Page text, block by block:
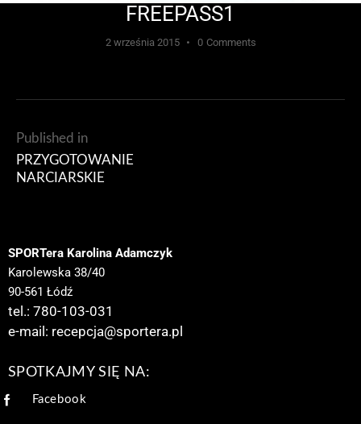
FREEPASS1
2 września 2015 0 Comments
Published in
PRZYGOTOWANIE
NARCIARSKIE
SPORTera Karolina Adamczyk
Karolewska 38/40
90-561 Łódź
tel.: 780-103-031
e-mail: recepcja@sportera.pl
SPOTKAJMY SIĘ NA:
Facebook